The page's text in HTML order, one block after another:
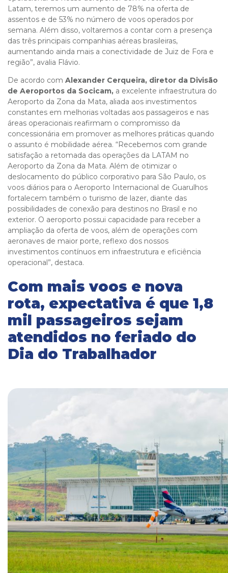
Latam, teremos um aumento de 78% na oferta de
assentos e de 53% no número de voos operados por
semana. Além disso, voltaremos a contar com a presença
das três principais companhias aéreas brasileiras,
aumentando ainda mais a conectividade de Juiz de Fora e
região”, avalia Flávio.
De acordo com Alexander Cerqueira, diretor da Divisão
de Aeroportos da Socicam, a excelente infraestrutura do
Aeroporto da Zona da Mata, aliada aos investimentos
constantes em melhorias voltadas aos passageiros e nas
áreas operacionais reafirmam o compromisso da
concessionária em promover as melhores práticas quando
o assunto é mobilidade aérea. “Recebemos com grande
satisfação a retomada das operações da LATAM no
Aeroporto da Zona da Mata. Além de otimizar o
deslocamento do público corporativo para São Paulo, os
voos diários para o Aeroporto Internacional de Guarulhos
fortalecem também o turismo de lazer, diante das
possibilidades de conexão para destinos no Brasil e no
exterior. O aeroporto possui capacidade para receber a
ampliação da oferta de voos, além de operações com
aeronaves de maior porte, reflexo dos nossos
investimentos contínuos em infraestrutura e eficiência
operacional”, destaca.
Com mais voos e nova
rota, expectativa é que 1,8
mil passageiros sejam
atendidos no feriado do
Dia do Trabalhador